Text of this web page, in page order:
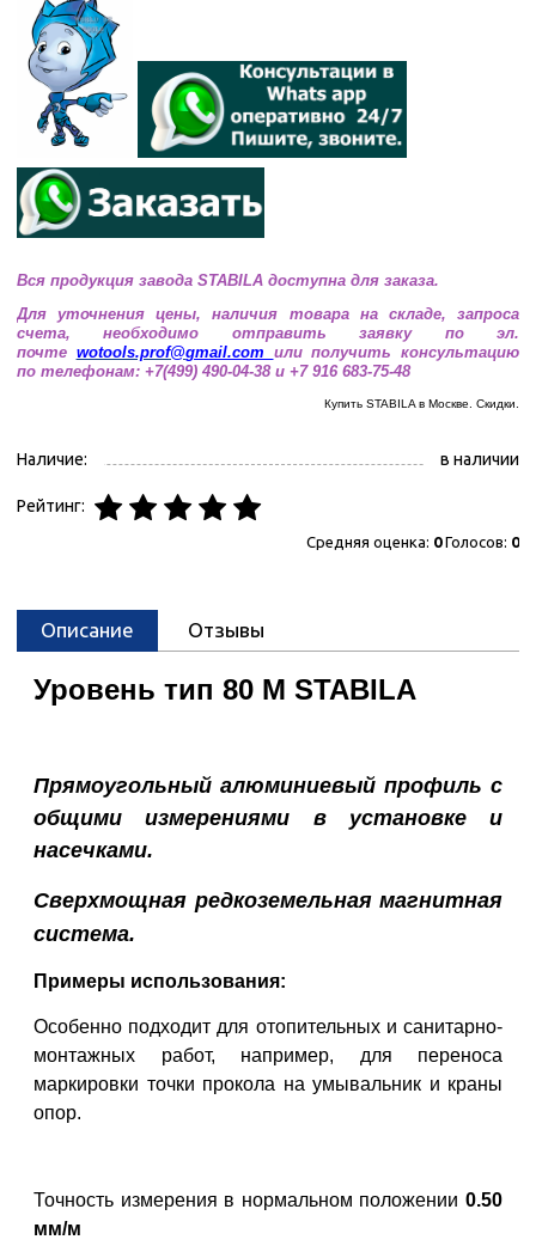
Вся продукция завода STABILA доступна для заказа.
Для уточнения цены, наличия товара на складе, запроса
счета, необходимо отправить заявку по эл.
почте wotools.prof@gmail.com или получить консультацию
по телефонам: +7(499) 490-04-38 и +7 916 683-75-48
Купить STABILA в Москве. Скидки.
Наличие: в наличии
Рейтинг:
Средняя оценка: 0Голосов: 0
Описание Отзывы
Уровень тип 80 M STABILA
Прямоугольный алюминиевый профиль с
общими измерениями в установке и
насечками.
Сверхмощная редкоземельная магнитная
система.
Примеры использования:
Особенно подходит для отопительных и санитарно-
монтажных работ, например, для переноса
маркировки точки прокола на умывальник и краны
опор.
Точность измерения в нормальном положении 0.50
мм/м